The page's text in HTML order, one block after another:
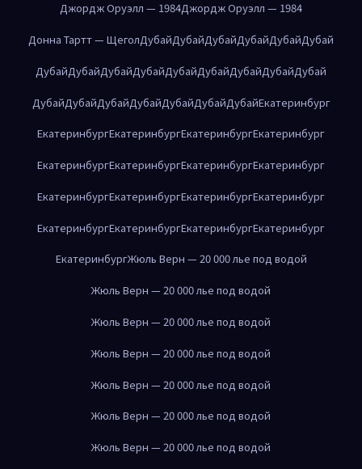
Джордж Оруэлл — 1984Джордж Оруэлл — 1984
Донна Тартт — ЩеголДубайДубайДубайДубайДубайДубай
ДубайДубайДубайДубайДубайДубайДубайДубайДубай
ДубайДубайДубайДубайДубайДубайДубайЕкатеринбург
ЕкатеринбургЕкатеринбургЕкатеринбургЕкатеринбург
ЕкатеринбургЕкатеринбургЕкатеринбургЕкатеринбург
ЕкатеринбургЕкатеринбургЕкатеринбургЕкатеринбург
ЕкатеринбургЕкатеринбургЕкатеринбургЕкатеринбург
ЕкатеринбургЖюль Верн — 20 000 лье под водой
Жюль Верн — 20 000 лье под водой
Жюль Верн — 20 000 лье под водой
Жюль Верн — 20 000 лье под водой
Жюль Верн — 20 000 лье под водой
Жюль Верн — 20 000 лье под водой
Жюль Верн — 20 000 лье под водой